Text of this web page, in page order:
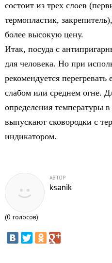
состоит из трех слоев
термопластик,
более высокую цену.
Итак, посуда с
для человека. Но при
рекомендуется
слабом или среднем огне.
определения температуры
выпускают сковородки с
индикатором.
АВТОР
ksanik
(0 голосов)